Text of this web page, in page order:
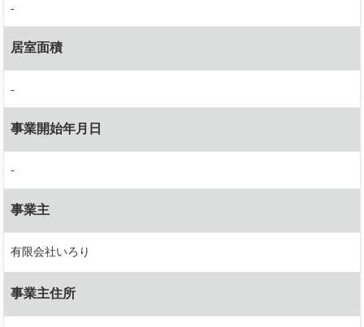
-
居室面積
-
事業開始年月日
-
事業主
有限会社いろり
事業主住所